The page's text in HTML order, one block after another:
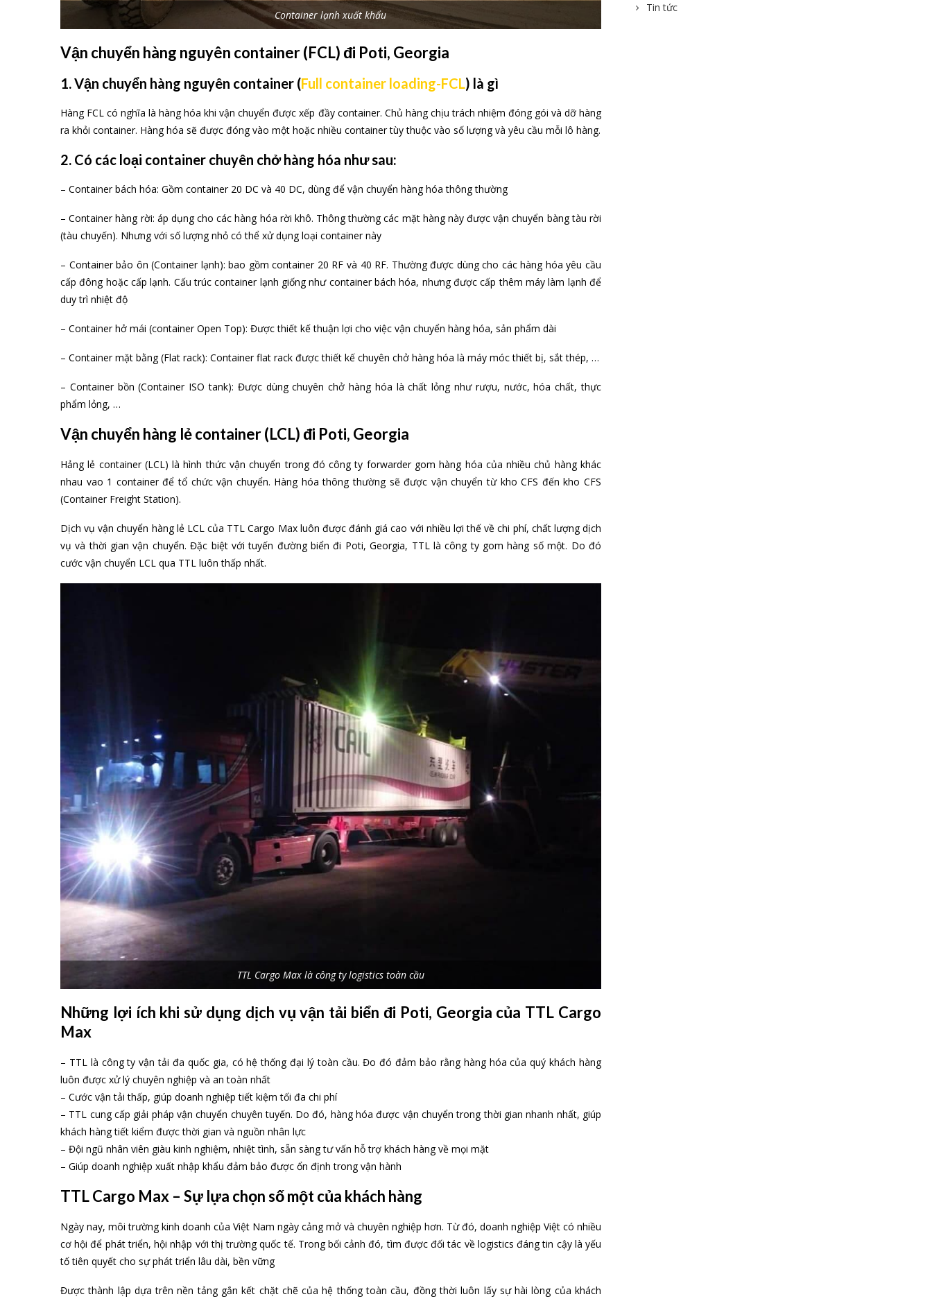
Container lạnh xuất khẩu
Vận chuyển hàng nguyên container (FCL) đi Poti, Georgia
1. Vận chuyển hàng nguyên container (Full container loading-FCL) là gì
Hàng FCL có nghĩa là hàng hóa khi vận chuyển được xếp đầy container. Chủ hàng chịu trách nhiệm đóng gói và dỡ hàng
ra khỏi container. Hàng hóa sẽ được đóng vào một hoặc nhiều container tùy thuộc vào số lượng và yêu cầu mỗi lô hàng.
2. Có các loại container chuyên chở hàng hóa như sau:
– Container bách hóa: Gồm container 20 DC và 40 DC, dùng để vận chuyển hàng hóa thông thường
– Container hàng rời: áp dụng cho các hàng hóa rời khô. Thông thường các mặt hàng này được vận chuyển bàng tàu rời
(tàu chuyến). Nhưng với số lượng nhỏ có thể xử dụng loại container này
– Container bảo ôn (Container lạnh): bao gồm container 20 RF và 40 RF. Thường được dùng cho các hàng hóa yêu cầu
cấp đông hoặc cấp lạnh. Cấu trúc container lạnh giống như container bách hóa, nhưng được cấp thêm máy làm lạnh để
duy trì nhiệt độ
– Container hở mái (container Open Top): Được thiết kế thuận lợi cho việc vận chuyển hàng hóa, sản phẩm dài
– Container mặt bằng (Flat rack): Container flat rack được thiết kế chuyên chở hàng hóa là máy móc thiết bị, sắt thép, …
– Container bồn (Container ISO tank): Được dùng chuyên chở hàng hóa là chất lỏng như rượu, nước, hóa chất, thực
phẩm lỏng, …
Vận chuyển hàng lẻ container (LCL) đi Poti, Georgia
Hảng lẻ container (LCL) là hình thức vận chuyển trong đó công ty forwarder gom hàng hóa của nhiều chủ hàng khác
nhau vao 1 container để tổ chức vận chuyển. Hàng hóa thông thường sẽ được vận chuyển từ kho CFS đến kho CFS
(Container Freight Station).
Dịch vụ vận chuyển hàng lẻ LCL của TTL Cargo Max luôn được đánh giá cao với nhiều lợi thế về chi phí, chất lượng dịch
vụ và thời gian vận chuyển. Đặc biệt với tuyến đường biển đi Poti, Georgia, TTL là công ty gom hàng số một. Do đó
cước vận chuyển LCL qua TTL luôn thấp nhất.
TTL Cargo Max là công ty logistics toàn cầu
Những lợi ích khi sử dụng dịch vụ vận tải biển đi Poti, Georgia của TTL Cargo
Max
– TTL là công ty vận tải đa quốc gia, có hệ thống đại lý toàn cầu. Đo đó đảm bảo rằng hàng hóa của quý khách hàng
luôn được xử lý chuyên nghiệp và an toàn nhất
– Cước vận tải thấp, giúp doanh nghiệp tiết kiệm tối đa chi phí
– TTL cung cấp giải pháp vận chuyển chuyên tuyến. Do đó, hàng hóa được vận chuyển trong thời gian nhanh nhất, giúp
khách hàng tiết kiểm được thời gian và nguồn nhân lực
– Đội ngũ nhân viên giàu kinh nghiệm, nhiệt tình, sẵn sàng tư vấn hỗ trợ khách hàng về mọi mặt
– Giúp doanh nghiệp xuất nhập khẩu đảm bảo được ổn định trong vận hành
TTL Cargo Max – Sự lựa chọn số một của khách hàng
Ngày nay, môi trường kinh doanh của Việt Nam ngày cảng mở và chuyên nghiệp hơn. Từ đó, doanh nghiệp Việt có nhiều
cơ hội để phát triển, hội nhập với thị trường quốc tế. Trong bối cảnh đó, tìm được đối tác về logistics đáng tin cậy là yếu
tố tiên quyết cho sự phát triển lâu dài, bền vững
Được thành lập dựa trên nền tảng gắn kết chặt chẽ của hệ thống toàn cầu, đồng thời luôn lấy sự hài lòng của khách
Tin tức